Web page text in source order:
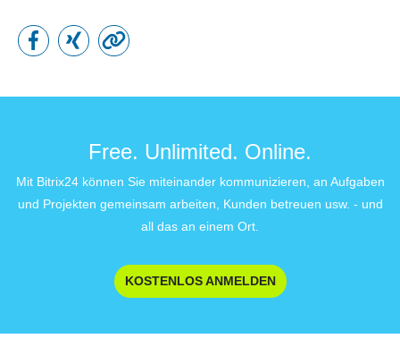
Free. Unlimited. Online.
Mit Bitrix24 können Sie miteinander kommunizieren, an Aufgaben
und Projekten gemeinsam arbeiten, Kunden betreuen usw. - und
all das an einem Ort.
KOSTENLOS ANMELDEN